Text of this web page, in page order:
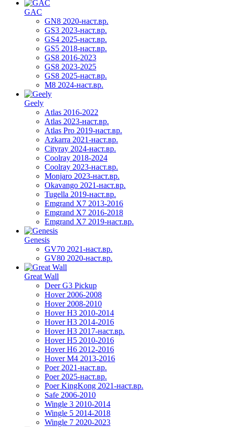
GAC
GN8 2020-наст.вр.
GS3 2023-наст.вр.
GS4 2025-наст.вр.
GS5 2018-наст.вр.
GS8 2016-2023
GS8 2023-2025
GS8 2025-наст.вр.
M8 2024-наст.вр.
Geely
Atlas 2016-2022
Atlas 2023-наст.вр.
Atlas Pro 2019-наст.вр.
Azkarra 2021-наст.вр.
Cityray 2024-наст.вр.
Coolray 2018-2024
Coolray 2023-наст.вр.
Monjaro 2023-наст.вр.
Okavango 2021-наст.вр.
Tugella 2019-наст.вр.
Emgrand Х7 2013-2016
Emgrand X7 2016-2018
Emgrand X7 2019-наст.вр.
Genesis
GV70 2021-наст.вр.
GV80 2020-наст.вр.
Great Wall
Deer G3 Pickup
Hover 2006-2008
Hover 2008-2010
Hover H3 2010-2014
Hover H3 2014-2016
Hover H3 2017-наст.вр.
Hover H5 2010-2016
Hover H6 2012-2016
Hover M4 2013-2016
Poer 2021-наст.вр.
Poer 2025-наст.вр.
Poer KingKong 2021-наст.вр.
Safe 2006-2010
Wingle 3 2010-2014
Wingle 5 2014-2018
Wingle 7 2020-2023